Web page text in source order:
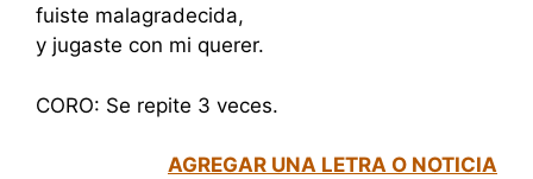
fuiste malagradecida,
y jugaste con mi querer.
CORO: Se repite 3 veces.
AGREGAR UNA LETRA O NOTICIA